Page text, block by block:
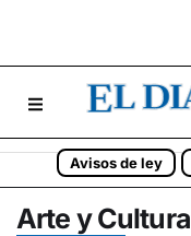
Avisos de ley
Arte y Cultura